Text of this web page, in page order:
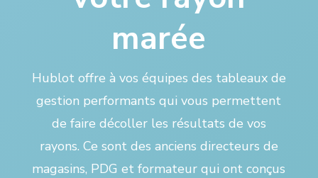
marée
Hublot offre à vos équipes des tableaux de
gestion performants qui vous permettent
de faire décoller les résultats de vos
rayons. Ce sont des anciens directeurs de
magasins, PDG et formateur qui ont conçus